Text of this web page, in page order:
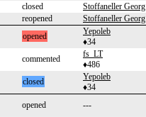
closed Stoffaneller Georg
reopened
Stoffaneller Georg
opened
Yepoleb
♦34
commented
fs_LT
♦486
closed
Yepoleb
♦34
opened ---